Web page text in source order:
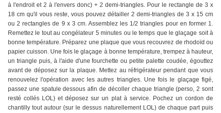
à l'endroit et 2 à l'envers donc) + 2 demi-triangles. Pour le rectangle de 3 x
18 cm qu'il vous reste, vous pouvez détailler 2 demi-triangles de 3 x 15 cm
ou 2 rectangles de 9 x 3 cm. Assemblez les 1/2 triangles pour en former 1.
Remettez le tout au congélateur 5 minutes ou le temps que le glaçage soit à
bonne température. Préparez une plaque que vous recouvrez de rhodoïd ou
papier cuisson. Une fois le glaçage à bonne température, trempez à hauteur,
un triangle puis, à l'aide d'une fourchette ou petite palette coudée, égouttez
avant de déposez sur la plaque. Mettez au réfrigérateur pendant que vous
renouvelez l'opération avec les autres triangles. Une fois le glaçage figé,
passez une spatule dessous afin de décoller chaque triangle (perso, 2 sont
resté collés LOL) et déposez sur un plat à service. Pochez un cordon de
chantilly tout autour (sur le dessus naturellement LOL) de chaque part puis